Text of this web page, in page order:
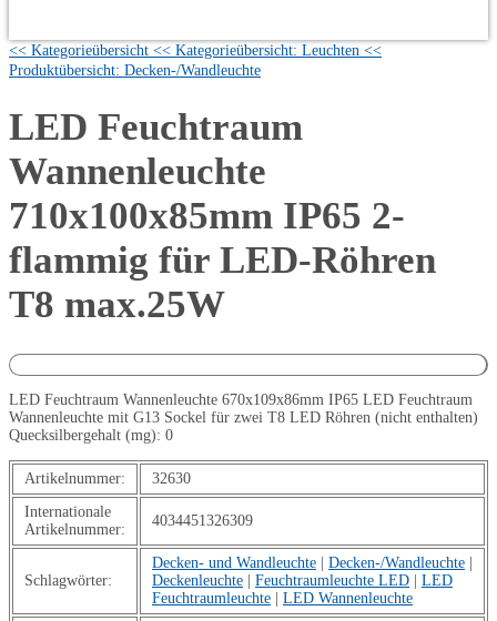
<< Kategorieübersicht << Kategorieübersicht: Leuchten <<
Produktübersicht: Decken-/Wandleuchte
LED Feuchtraum
Wannenleuchte
710x100x85mm IP65 2-
flammig für LED-Röhren
T8 max.25W
LED Feuchtraum Wannenleuchte 670x109x86mm IP65 LED Feuchtraum
Wannenleuchte mit G13 Sockel für zwei T8 LED Röhren (nicht enthalten)
Quecksilbergehalt (mg): 0
Artikelnummer:
32630
Internationale
Artikelnummer:
4034451326309
Schlagwörter:
Decken- und Wandleuchte Decken-/Wandleuchte
Deckenleuchte
Feuchtraumleuchte LED
LED
Feuchtraumleuchte
LED Wannenleuchte